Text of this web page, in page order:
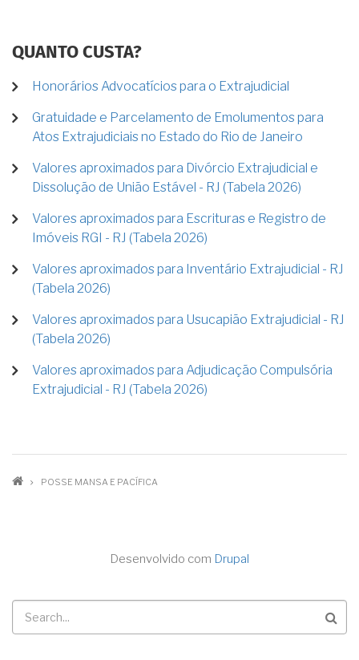
QUANTO CUSTA?
Honorários Advocatícios para o Extrajudicial
Gratuidade e Parcelamento de Emolumentos para
Atos Extrajudiciais no Estado do Rio de Janeiro
Valores aproximados para Divórcio Extrajudicial e
Dissolução de União Estável - RJ (Tabela 2026)
Valores aproximados para Escrituras e Registro de
Imóveis RGI - RJ (Tabela 2026)
Valores aproximados para Inventário Extrajudicial - RJ
(Tabela 2026)
Valores aproximados para Usucapião Extrajudicial - RJ
(Tabela 2026)
Valores aproximados para Adjudicação Compulsória
Extrajudicial - RJ (Tabela 2026)
TRILHA
NAVEGAÇÃO
POSSE MANSA E PACÍFICA
Desenvolvido com Drupal